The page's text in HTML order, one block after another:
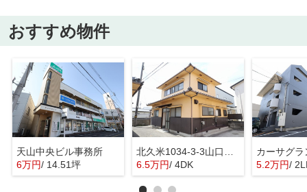
おすすめ物件
天山中央ビル事務所
6万円/ 14.51坪
6.5万円/ 4DK
カーサグラ
5.2万円/